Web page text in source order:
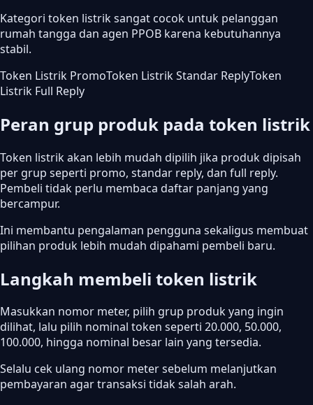
Kategori token listrik sangat cocok untuk pelanggan
rumah tangga dan agen PPOB karena kebutuhannya
stabil.
Token Listrik PromoToken Listrik Standar ReplyToken
Listrik Full Reply
Peran grup produk pada token listrik
Token listrik akan lebih mudah dipilih jika produk dipisah
per grup seperti promo, standar reply, dan full reply.
Pembeli tidak perlu membaca daftar panjang yang
bercampur.
Ini membantu pengalaman pengguna sekaligus membuat
pilihan produk lebih mudah dipahami pembeli baru.
Langkah membeli token listrik
Masukkan nomor meter, pilih grup produk yang ingin
dilihat, lalu pilih nominal token seperti 20.000, 50.000,
100.000, hingga nominal besar lain yang tersedia.
Selalu cek ulang nomor meter sebelum melanjutkan
pembayaran agar transaksi tidak salah arah.